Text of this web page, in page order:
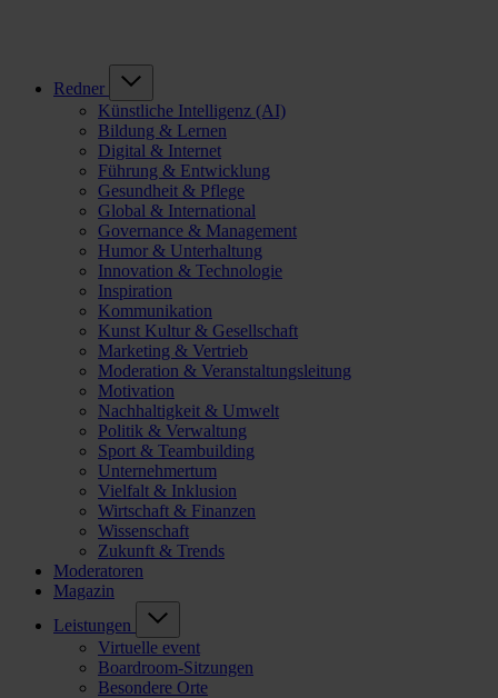
Redner
Künstliche Intelligenz (AI)
Bildung & Lernen
Digital & Internet
Führung & Entwicklung
Gesundheit & Pflege
Global & International
Governance & Management
Humor & Unterhaltung
Innovation & Technologie
Inspiration
Kommunikation
Kunst Kultur & Gesellschaft
Marketing & Vertrieb
Moderation & Veranstaltungsleitung
Motivation
Nachhaltigkeit & Umwelt
Politik & Verwaltung
Sport & Teambuilding
Unternehmertum
Vielfalt & Inklusion
Wirtschaft & Finanzen
Wissenschaft
Zukunft & Trends
Moderatoren
Magazin
Leistungen
Virtuelle event
Boardroom-Sitzungen
Besondere Orte